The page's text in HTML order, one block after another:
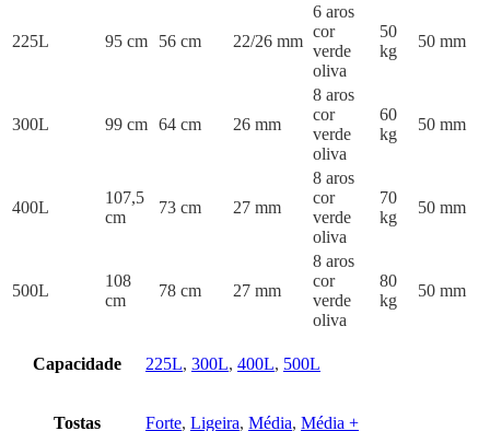
225L 95 cm 56 cm 22/26 mm
6 aros
cor
verde
oliva
50
kg
50 mm
300L 99 cm 64 cm 26 mm
8 aros
cor
verde
oliva
60
kg
50 mm
400L
107,5
cm
73 cm 27 mm
8 aros
cor
verde
oliva
70
kg
50 mm
500L
108
cm
78 cm 27 mm
8 aros
cor
verde
oliva
80
kg
50 mm
Capacidade 225L, 300L, 400L, 500L
Tostas Forte, Ligeira, Média, Média +